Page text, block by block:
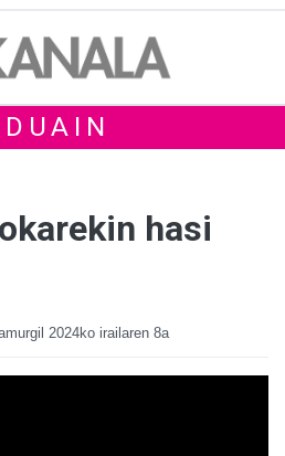
hasi
2024ko irailaren 8a